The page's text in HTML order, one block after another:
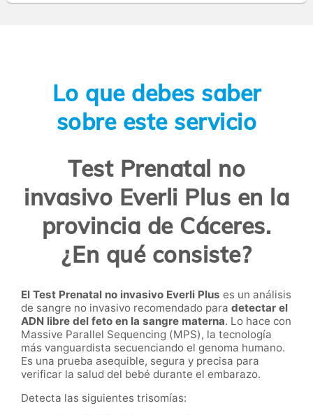
Lo que debes saber
sobre este servicio
Test Prenatal no
invasivo Everli Plus en la
provincia de Cáceres.
¿En qué consiste?
El Test Prenatal no invasivo Everli Plus es un análisis
de sangre no invasivo recomendado para detectar el
ADN libre del feto en la sangre materna. Lo hace con
Massive Parallel Sequencing (MPS), la tecnología
más vanguardista secuenciando el genoma humano.
Es una prueba asequible, segura y precisa para
verificar la salud del bebé durante el embarazo.
Detecta las siguientes trisomías: